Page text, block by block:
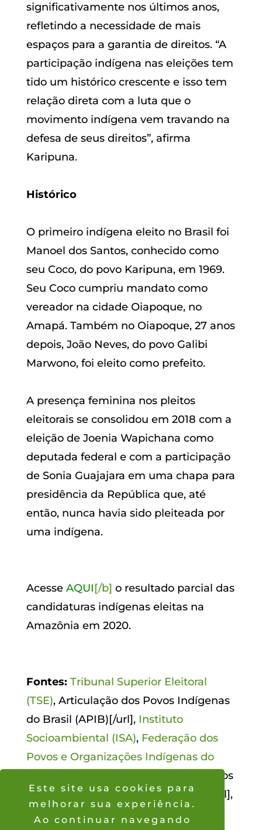
significativamente nos últimos anos,
refletindo a necessidade de mais
espaços para a garantia de direitos. “A
participação indígena nas eleições tem
tido um histórico crescente e isso tem
relação direta com a luta que o
movimento indígena vem travando na
defesa de seus direitos”, afirma
Karipuna.
Histórico
O primeiro indígena eleito no Brasil foi
Manoel dos Santos, conhecido como
seu Coco, do povo Karipuna, em 1969.
Seu Coco cumpriu mandato como
vereador na cidade Oiapoque, no
Amapá. Também no Oiapoque, 27 anos
depois, João Neves, do povo Galibi
Marwono, foi eleito como prefeito.
A presença feminina nos pleitos
eleitorais se consolidou em 2018 com a
eleição de Joenia Wapichana como
deputada federal e com a participação
de Sonia Guajajara em uma chapa para
presidência da República que, até
então, nunca havia sido pleiteada por
uma indígena.
Acesse AQUI[/b] o resultado parcial das
candidaturas indígenas eleitas na
Amazônia em 2020.
Fontes: Tribunal Superior Eleitoral
(TSE), Articulação dos Povos Indígenas
do Brasil (APIB)[/url], Instituto
Socioambiental (ISA), Federação dos
Povos e Organizações Indígenas do
Federação dos
Povos Indígenas do Pará (FEPIPA)[/url],
Articulação dos Povos Indígenas do
Este site usa cookies para
melhorar sua experiência.
Ao continuar navegando